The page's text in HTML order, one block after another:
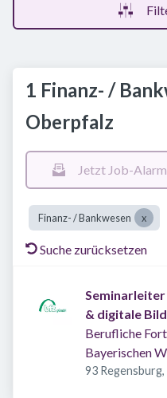
1 Finanz- /
Oberpfalz
Jetzt Job-
Finanz- / Bankwesen
Suche zurücksetzen
& digitale
Berufliche
Bayerischen
93